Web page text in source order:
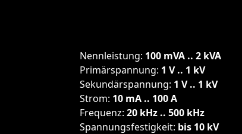
Nennleistung: 100 mVA .. 2 kVA
Primärspannung: 1 V .. 1 kV
Sekundärspannung: 1 V .. 1 kV
Strom: 10 mA .. 100 A
Frequenz: 20 kHz .. 500 kHz
Spannungsfestigkeit: bis 10 kV